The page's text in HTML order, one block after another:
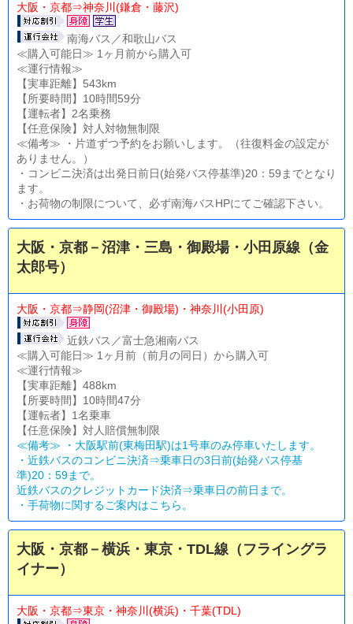
大阪・京都⇒神奈川(鎌倉・藤沢)
南海バス／和歌山バス
≪購入可能日≫ 1ヶ月前から購入可
≪運行情報≫
【実車距離】543km
【所要時間】10時間59分
【運転者】2名乗務
【任意保険】対人対物無制限
≪備考≫ ・片道ずつ予約をお願いします。（往復料金の設定が
ありません。）
・コンビニ決済は出発日前日(始発バス停基準)20：59までとなり
ます。
・お荷物の制限について、必ず南海バスHPにてご確認下さい。
大阪・京都－沼津・三島・御殿場・小田原線（金
太郎号）
大阪・京都⇒静岡(沼津・御殿場)・神奈川(小田原)
近鉄バス／富士急湘南バス
≪購入可能日≫ 1ヶ月前（前月の同日）から購入可
≪運行情報≫
【実車距離】488km
【所要時間】10時間47分
【運転者】1名乗車
【任意保険】対人賠償無制限
≪備考≫ ・大阪駅前(東梅田駅)は1号車のみ停車いたします。
・近鉄バスのコンビニ決済⇒乗車日の3日前(始発バス停基
準)20：59まで。
近鉄バスのクレジットカード決済⇒乗車日の前日まで。
・ 手荷物に関するご案内はこちら。
大阪・京都－横浜・東京・TDL線（フライングラ
イナー）
大阪・京都⇒東京・神奈川(横浜)・千葉(TDL)